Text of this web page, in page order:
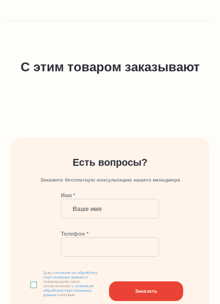
С этим товаром заказывают
Есть вопросы?
Закажите бесплатную консультацию нашего менеджера
Имя *
Телефон *
Даюсогласие на обработку
персональных данных и
подтверждаю свое
ознакомление сполитикой
обработки персональных
данных компании
Заказать